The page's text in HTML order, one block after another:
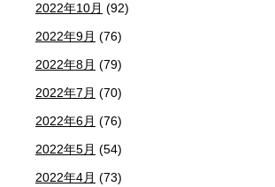
2022年10月 (92)
2022年9月 (76)
2022年8月 (79)
2022年7月 (70)
2022年6月 (76)
2022年5月 (54)
2022年4月 (73)